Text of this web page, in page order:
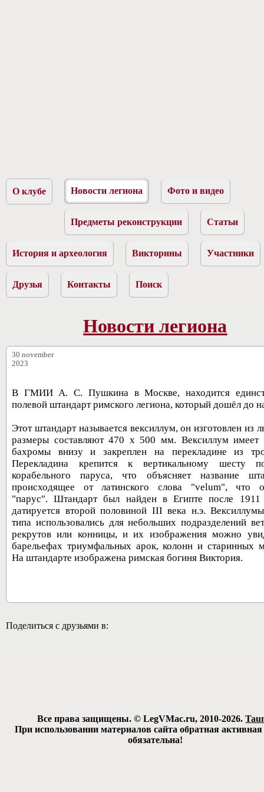
О клубе Новости легиона Фото и видео
Предметы реконструкции Статьи
История и археология Викторины Участники
Друзья Контакты Поиск
Новости легиона
30 november
2023
В ГМИИ А. С. Пушкина в Москве, находится
полевой штандарт римского легиона, который дошёл до
Этот штандарт называется вексиллум, он изготовлен из
размеры составляют 470 х 500 мм. Вексиллум имеет
бахромы внизу и закреплен на перекладине из
Перекладина крепится к вертикальному шесту
корабельного паруса, что объясняет название
происходящее от латинского слова "velum", что
"парус". Штандарт был найден в Египте после
датируется второй половиной III века н.э.
типа использовались для небольших подразделений
рекрутов или конницы, и их изображения можно
барельефах триумфальных арок, колонн и старинных
На штандарте изображена римская богиня Виктория.
Поделиться с друзьями в:
Все права защищены. © LegVMac.ru, 2010-2026.
При использовании материалов сайта обратная
обязательна!